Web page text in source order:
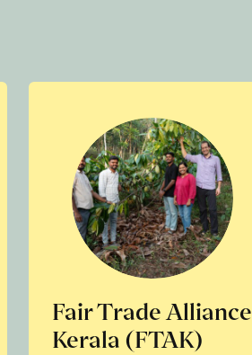
Fair Trade Alliance
Kerala (FTAK)